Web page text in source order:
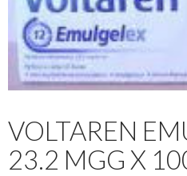
VOLTAREN
23.2 MGG X